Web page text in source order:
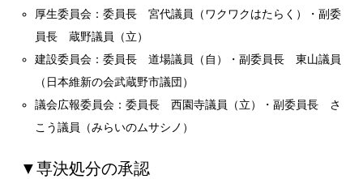
厚生委員会：委員長 宮代議員（ワクワクはたらく）・副委
員長 蔵野議員（立）
建設委員会：委員長 道場議員（自）・副委員長 東山議員
（日本維新の会武蔵野市議団）
議会広報委員会：委員長 西園寺議員（立）・副委員長 さ
こう議員（みらいのムサシノ）
▼専決処分の承認